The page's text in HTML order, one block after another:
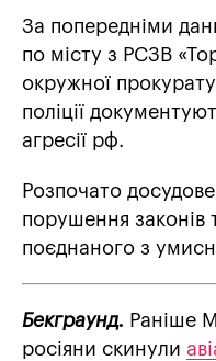
За попередніми
по місту з РСЗВ
окружної
поліції
агресії рф.
Розпочато
порушення законів
поєднаного з
Бекграунд. Раніше
росіяни скинули